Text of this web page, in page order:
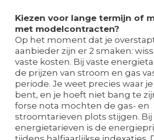
Kiezen voor lange termijn of
met modelcontracten?
Op het moment dat je
aanbieder zijn er 2 smaken:
vaste kosten. Bij vaste
de prijzen van stroom en gas
periode. Je weet precies waar
bent, en je hoeft niet bang te
forse nota mochten de gas- en
stroomtarieven plots stijgen. Bij
energietarieven is de